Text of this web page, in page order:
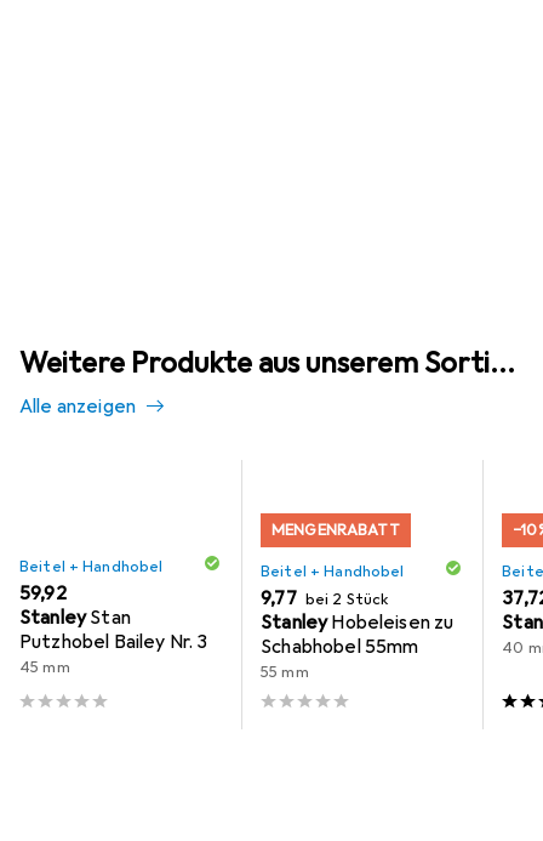
Weitere Produkte aus unserem Sortiment
Alle anzeigen
Beitel + Handhobel
EUR
59,92
StanleyStan
Putzhobel Bailey Nr. 3
45 mm
MENGENRABATT
Beitel + Handhobel
EUR
9,77 bei 2 Stück
StanleyHobeleisen zu
Schabhobel 55mm
55 mm
EUR
40